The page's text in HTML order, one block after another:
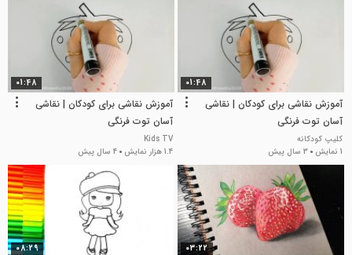
01:48
آموزش نقاشی برای کودکان | نقاشی
آسان توت فرنگی
کلیپ کودکانه
1 نمایش
3 سال پیش
01:48
آموزش نقاشی برای کودکان | نقاشی
آسان توت فرنگی
Kids TV
1.4 هزار نمایش
4 سال پیش
03:22
08:29